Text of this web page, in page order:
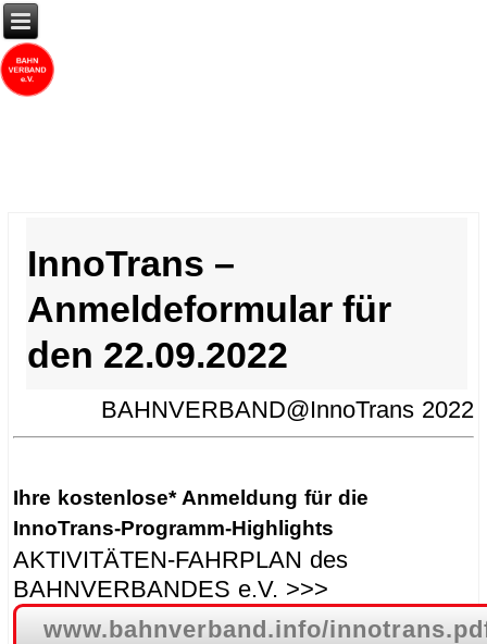
InnoTrans –
Anmeldeformular für
den 22.09.2022
BAHNVERBAND@InnoTrans 2022
Ihre kostenlose* Anmeldung für die
InnoTrans-Programm-Highlights
AKTIVITÄTEN-FAHRPLAN des
BAHNVERBANDES e.V. >>>
www.bahnverband.info/